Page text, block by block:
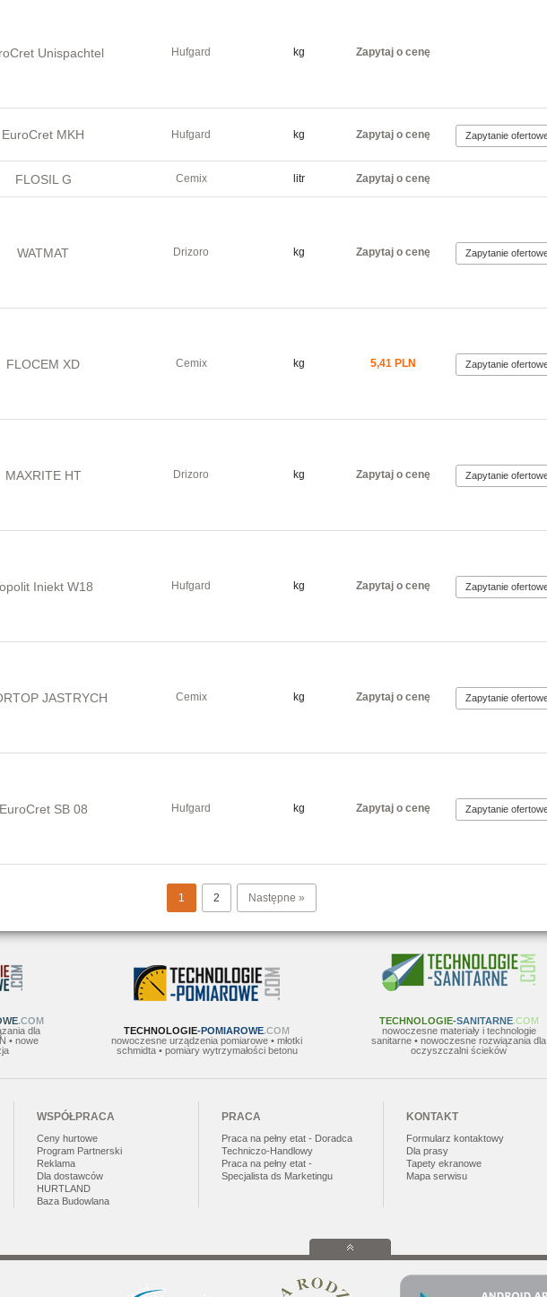
Unispachtel Hufgard kg Zapytaj o cenę
EuroCret MKH Hufgard kg Zapytaj o cenę
FLOSIL G Cemix litr Zapytaj o cenę
WATMAT Drizoro kg Zapytaj o cenę
FLOCEM XD Cemix kg 5,41 PLN
MAXRITE HT Drizoro kg Zapytaj o cenę
Iniekt W18 Hufgard kg Zapytaj o cenę
JASTRYCH Cemix kg Zapytaj o cenę
EuroCret SB 08 Hufgard kg Zapytaj o cenę
1 2 Następne »
.COM
dla
• nowe
TECHNOLOGIE-POMIAROWE.COM
nowoczesne urządzenia pomiarowe • młotki
schmidta • pomiary wytrzymałości betonu
TECHNOLOGIE-SANITARNE.COM
nowoczesne materiały i technologie
sanitarne • nowoczesne rozwiązania dla
oczyszczalni ścieków
WSPÓŁPRACA
Ceny hurtowe
Program Partnerski
Reklama
Dla dostawców
HURTLAND
Baza Budowlana
PRACA
Praca na pełny etat - Doradca
Techniczo-Handlowy
Praca na pełny etat -
Specjalista ds Marketingu
KONTAKT
Formularz kontaktowy
Dla prasy
Tapety ekranowe
Mapa serwisu